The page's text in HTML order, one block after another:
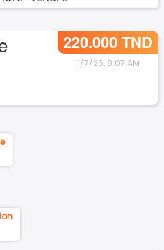
220.000 TND
1/7/26, 8:07 AM